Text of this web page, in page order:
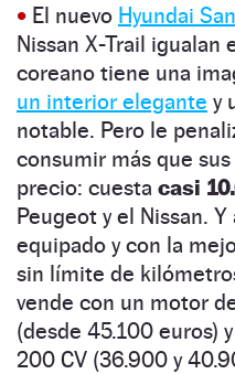
• El nuevo Hyundai
Nissan X-Trail igualan
coreano tiene una
un interior elegante y
notable. Pero le
consumir más que
precio: cuesta casi
Peugeot y el Nissan.
equipado y con la
sin límite de
vende con un motor
(desde 45.100 euros)
200 CV (36.900 y